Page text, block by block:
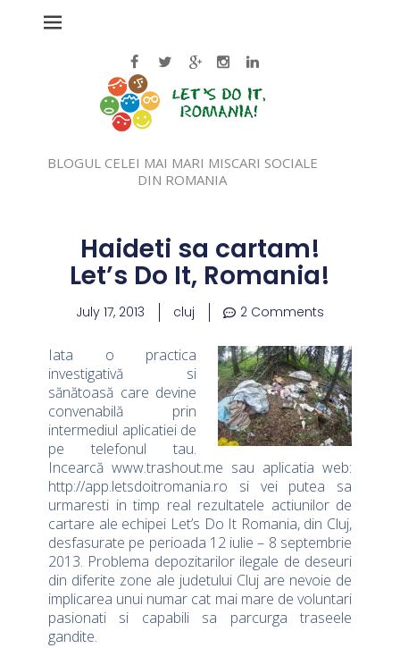
BLOGUL CELEI MAI MARI MISCARI SOCIALE
DIN ROMANIA
Haideti sa cartam!
Let’s Do It, Romania!
July 17, 2013 cluj 2 Comments
Iata o practica
investigativă si
sănătoasă care devine
convenabilă prin
intermediul aplicatiei de
pe telefonul tau.
Incearcă www.trashout.me sau aplicatia web:
http://app.letsdoitromania.ro si vei putea sa
urmaresti in timp real rezultatele actiunilor de
cartare ale echipei Let’s Do It Romania, din Cluj,
desfasurate pe perioada 12 iulie – 8 septembrie
2013. Problema depozitarilor ilegale de deseuri
din diferite zone ale judetului Cluj are nevoie de
implicarea unui numar cat mai mare de voluntari
pasionati si capabili sa parcurga traseele
gandite.